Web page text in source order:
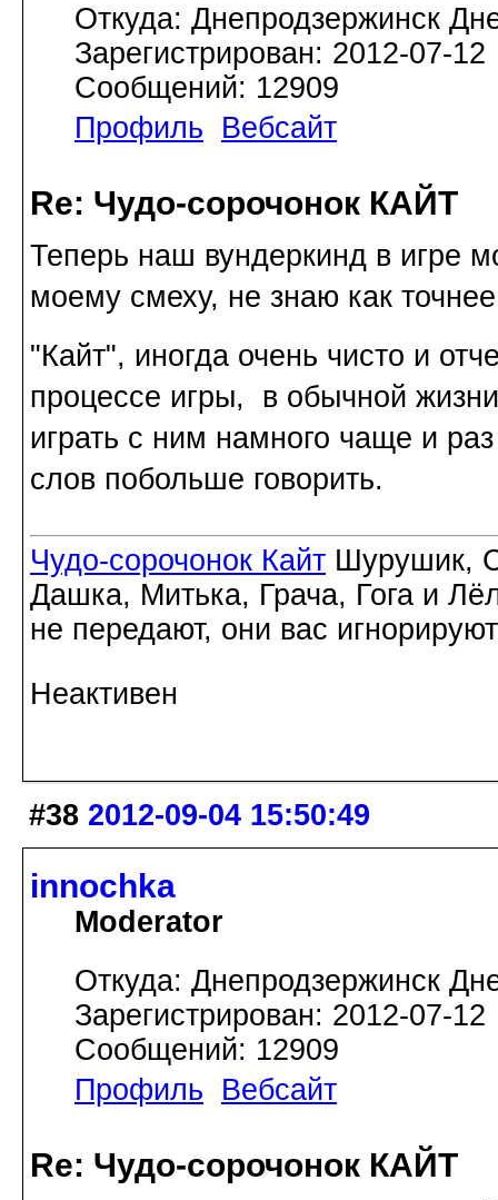
Откуда: Днепродзержинск
Зарегистрирован: 2012-07-12
Сообщений: 12909
Профиль
Вебсайт
Re: Чудо-сорочонок КАЙТ
Теперь наш вундеркинд в игре
моему смеху, не знаю как
"Кайт", иногда очень чисто и
процессе игры, в обычной
играть с ним намного чаще и
слов побольше говорить.
Чудо-сорочонок Кайт Шурушик,
Дашка, Митька, Грача, Гога и
не передают, они вас игнорируют
Неактивен
#38 2012-09-04 15:50:49
innochka
Moderator
Откуда: Днепродзержинск
Зарегистрирован: 2012-07-12
Сообщений: 12909
Профиль
Вебсайт
Re: Чудо-сорочонок КАЙТ